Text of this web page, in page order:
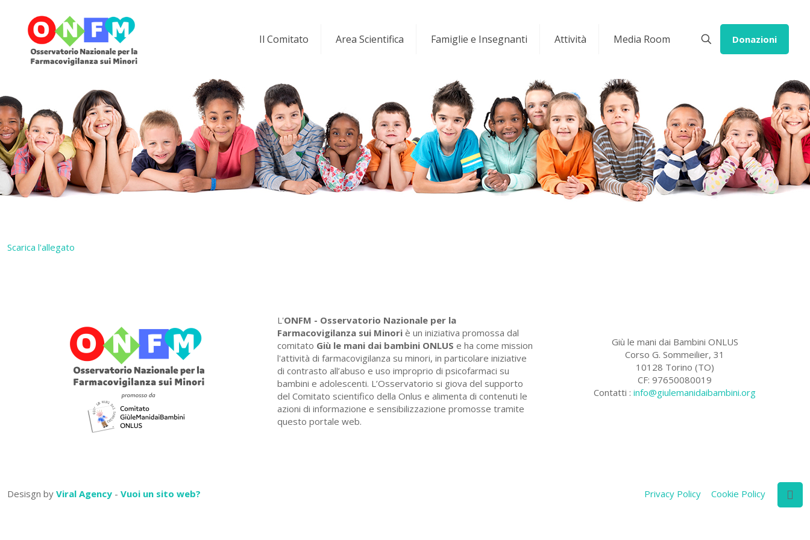
Il Comitato Area Scientifica Famiglie e Insegnanti Attività Media Room Donazioni
Scarica l'allegato
L'ONFM - Osservatorio Nazionale per la
Farmacovigilanza sui Minori è un iniziativa promossa dal
comitato Giù le mani dai bambini ONLUS e ha come mission
l'attività di farmacovigilanza su minori, in particolare iniziative
di contrasto all’abuso e uso improprio di psicofarmaci su
bambini e adolescenti. L’Osservatorio si giova del supporto
del Comitato scientifico della Onlus e alimenta di contenuti le
azioni di informazione e sensibilizzazione promosse tramite
questo portale web.
Giù le mani dai Bambini ONLUS
Corso G. Sommeilier, 31
10128 Torino (TO)
CF: 97650080019
Contatti :info@giulemanidaibambini.org
Desisgn by Viral Agency - Vuoi un sito web? Privacy Policy Cookie Policy